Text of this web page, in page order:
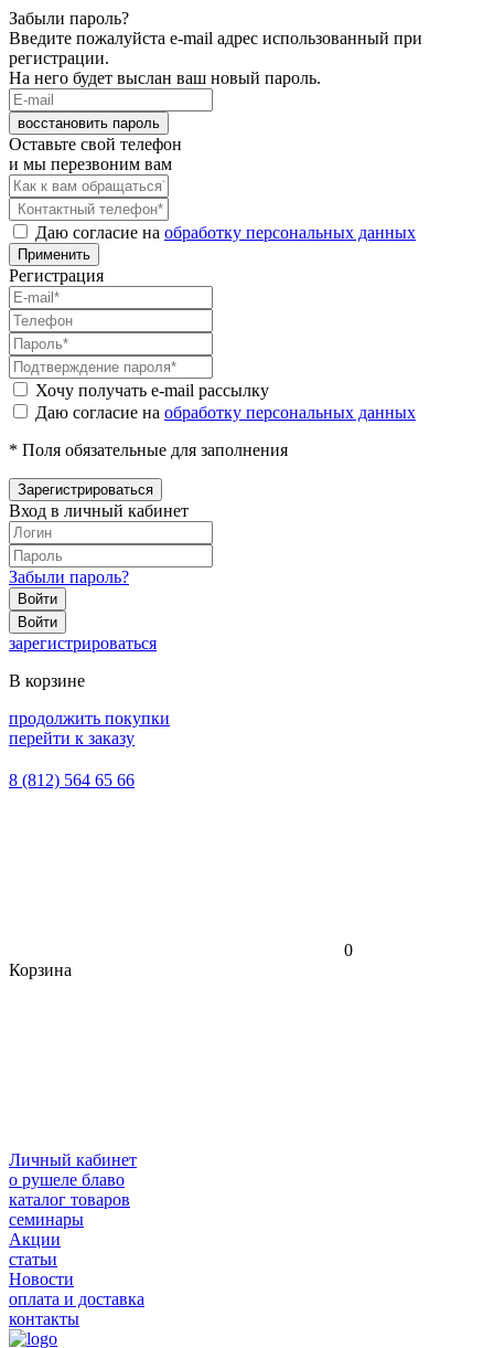
Забыли пароль?
Введите пожалуйста e-mail адрес использованный при
регистрации.
На него будет выслан ваш новый пароль.
восстановить пароль
Оставьте свой телефон
и мы перезвоним вам
Даю согласие на обработку персональных данных
Применить
Регистрация
Хочу получать e-mail рассылку
Даю согласие на обработку персональных данных
* Поля обязательные для заполнения
Зарегистрироваться
Вход в личный кабинет
Забыли пароль?
Войти
Войти
зарегистрироваться
В корзине
продолжить покупки
перейти к заказу
8 (812) 564 65 66
0
Корзина
Личный кабинет
о рушеле блаво
каталог товаров
семинары
Акции
статьи
Новости
оплата и доставка
контакты